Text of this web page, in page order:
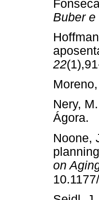
Buber e
22
Nery,
Noone,
on